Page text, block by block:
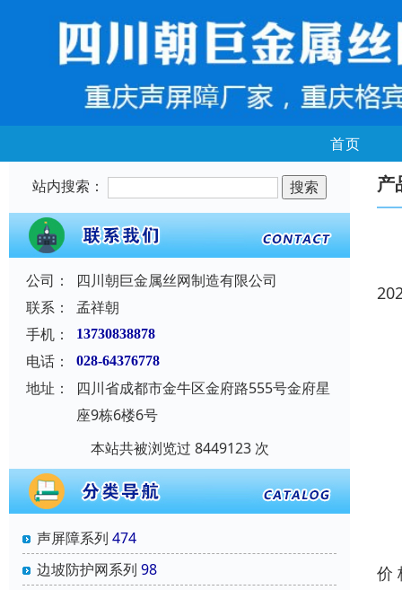
首页
站内搜索：
公司：
四川朝巨金属丝网制造有限公司
联系：
孟祥朝
手机：
13730838878
电话： 028-64376778
地址：
四川省成都市金牛区金府路555号金府星
座9栋6楼6号
本站共被浏览过 8449123 次
声屏障系列 474
边坡防护网系列 98
产
价